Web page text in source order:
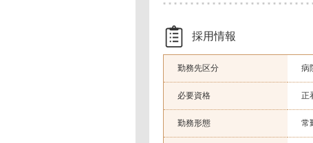
採用情報
勤務先区分 病
必要資格 正
勤務形態 常